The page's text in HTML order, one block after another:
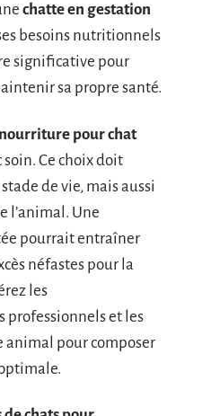
chatte en gestation
besoins nutritionnels
significative pour
sa propre santé.
nourriture pour chat
Ce choix doit
de vie, mais aussi
l’animal. Une
pourrait entraîner
néfastes pour la
les
professionnels et les
animal pour composer